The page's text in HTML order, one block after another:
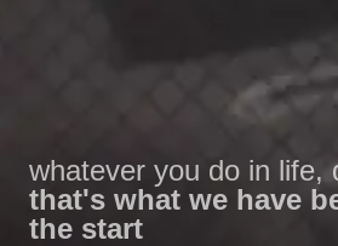
whatever you do in life,
that's what we have
the start